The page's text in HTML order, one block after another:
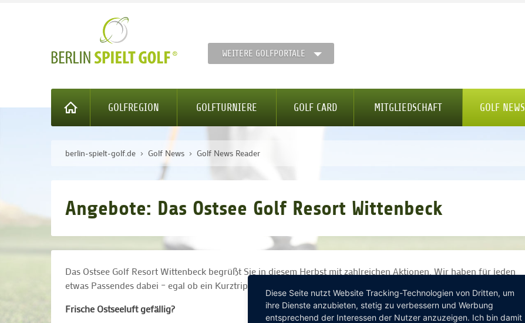
WEITERE GOLFPORTALE
GOLFREGION GOLFTURNIERE GOLF CARD MITGLIEDSCHAFT GOLF NEWS
berlin-spielt-golf.de Golf News Golf News Reader
Angebote: Das Ostsee Golf Resort Wittenbeck
Das Ostsee Golf Resort Wittenbeck begrüßt Sie in diesem Herbst mit zahlreichen Aktionen. Wir haben für jeden
etwas Passendes dabei – egal ob ein Kurztrip über die Herbstferien oder das passende Weihnachtsgeschenk.
Frische Ostseeluft gefällig?
Diese Seite nutzt Website Tracking-Technologien von Dritten, um
ihre Dienste anzubieten, stetig zu verbessern und Werbung
entsprechend der Interessen der Nutzer anzuzeigen. Ich bin damit